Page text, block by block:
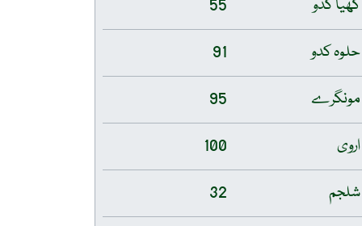
گھیا کدو
55
حلوہ کدو
91
مونگرے
95
اروی
100
شلجم
32